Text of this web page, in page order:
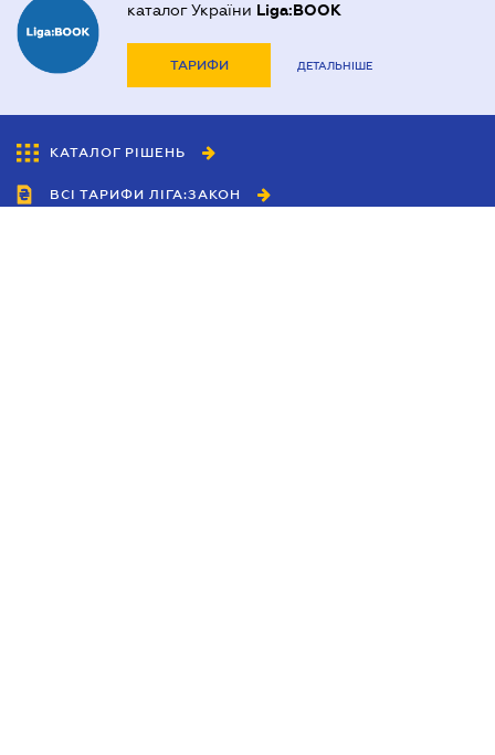
каталог України Liga:BOOK
ТАРИФИ ДЕТАЛЬНІШЕ
КАТАЛОГ РІШЕНЬ
ВСІ ТАРИФИ ЛІГА:ЗАКОН